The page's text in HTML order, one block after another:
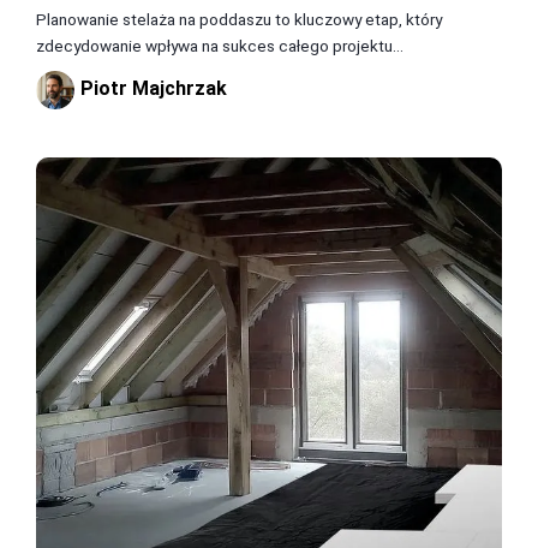
Planowanie stelaża na poddaszu to kluczowy etap, który
zdecydowanie wpływa na sukces całego projektu...
Piotr Majchrzak